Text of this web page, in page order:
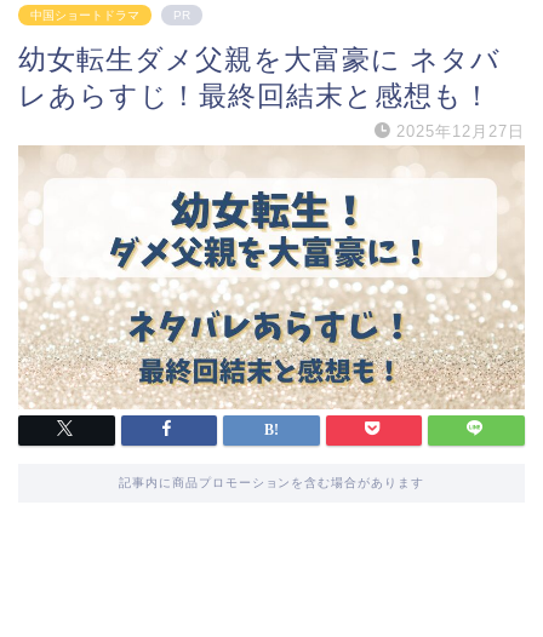
中国ショートドラマ PR
幼女転生ダメ父親を大富豪に ネタバ
レあらすじ！最終回結末と感想も！
2025年12月27日
記事内に商品プロモーションを含む場合があります